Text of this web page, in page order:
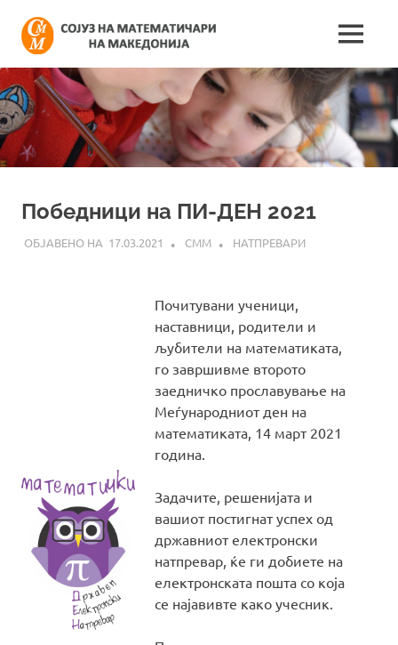
content
на
на
Македонија
информации
поврзани
со
работата
на
MENU
Победници на ПИ-ДЕН 2021
17.03.2021 СММ НАТПРЕВАРИ
Почитувани ученици,
наставници, родители и
љубители на математиката,
го завршивме второто
заедничко прославување на
Меѓународниот ден на
математиката, 14 март 2021
година.
Задачите, решенијата и
вашиот постигнат успех од
државниот електронски
натпревар, ќе ги добиете на
електронската пошта со која
се најавивте како учесник.